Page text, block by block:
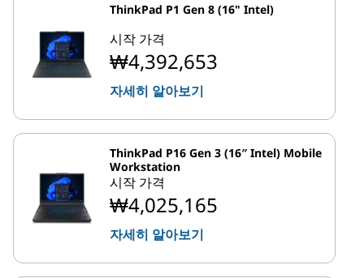
ThinkPad P1 Gen 8 (16" Intel)
시작 가격
₩4,392,653
자세히 알아보기
ThinkPad P16 Gen 3 (16″ Intel) Mobile
Workstation
시작 가격
₩4,025,165
자세히 알아보기